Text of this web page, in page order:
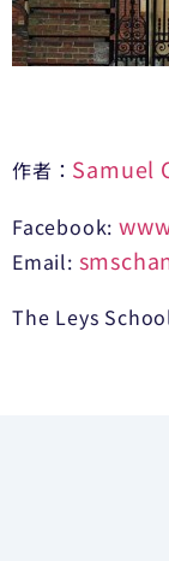
作者： Samuel
Facebook:
Email:
The Leys